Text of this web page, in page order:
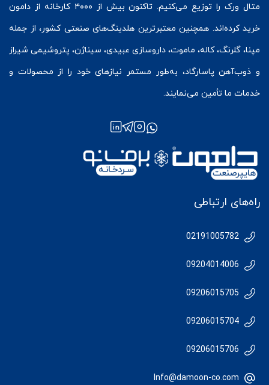
متال ورک
را توزیع می‌کنیم. تاکنون بیش از ۴۰۰۰ کارخانه از دامون
خرید کرده‌اند. همچنین معتبرترین هلدینگ‌های صنعتی کشور، از جمله
مپنا، گلرنگ، کاله، ماموت، داروسازی عبیدی، سیناژن، پتروشیمی شیراز
و ذوب‌آهن پاسارگاد، به‌طور مستمر نیازهای خود را از محصولات و
خدمات ما تأمین می‌نمایند.
راه‌های ارتباطی
02191005782
09204014006
09206015705
09206015704
09206015706
Info@damoon-co.com